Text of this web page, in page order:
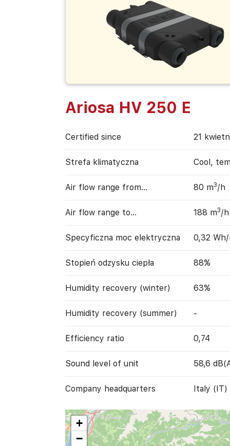
Ariosa HV 250 E
Certified since 21
Strefa klimatyczna Cool,
Air flow range from… 80 m3/h
Air flow range to… 188 m3/h
Specyficzna moc elektryczna 0,32
Stopień odzysku ciepła 88%
Humidity recovery (winter) 63%
Humidity recovery (summer) -
Efficiency ratio 0,74
Sound level of unit 58,6
Company headquarters Italy (IT)
+
−